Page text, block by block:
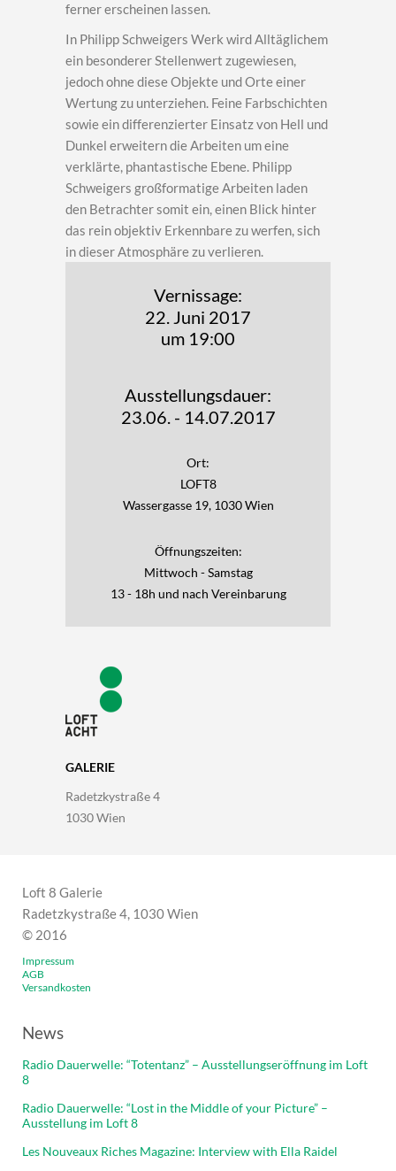
ferner erscheinen lassen.
In Philipp Schweigers Werk wird Alltäglichem
ein besonderer Stellenwert zugewiesen,
jedoch ohne diese Objekte und Orte einer
Wertung zu unterziehen. Feine Farbschichten
sowie ein differenzierter Einsatz von Hell und
Dunkel erweitern die Arbeiten um eine
verklärte, phantastische Ebene. Philipp
Schweigers großformatige Arbeiten laden
den Betrachter somit ein, einen Blick hinter
das rein objektiv Erkennbare zu werfen, sich
in dieser Atmosphäre zu verlieren.
Vernissage:
22. Juni 2017
um 19:00
Ausstellungsdauer:
23.06. - 14.07.2017
Ort:
LOFT8
Wassergasse 19, 1030 Wien
Öffnungszeiten:
Mittwoch - Samstag
13 - 18h und nach Vereinbarung
GALERIE
Radetzkystraße 4
1030 Wien
Loft 8 Galerie
Radetzkystraße 4, 1030 Wien
© 2016
Impressum
AGB
Versandkosten
News
Radio Dauerwelle: “Totentanz” – Ausstellungseröffnung im Loft
8
Radio Dauerwelle: “Lost in the Middle of your Picture” –
Ausstellung im Loft 8
Les Nouveaux Riches Magazine: Interview with Ella Raidel